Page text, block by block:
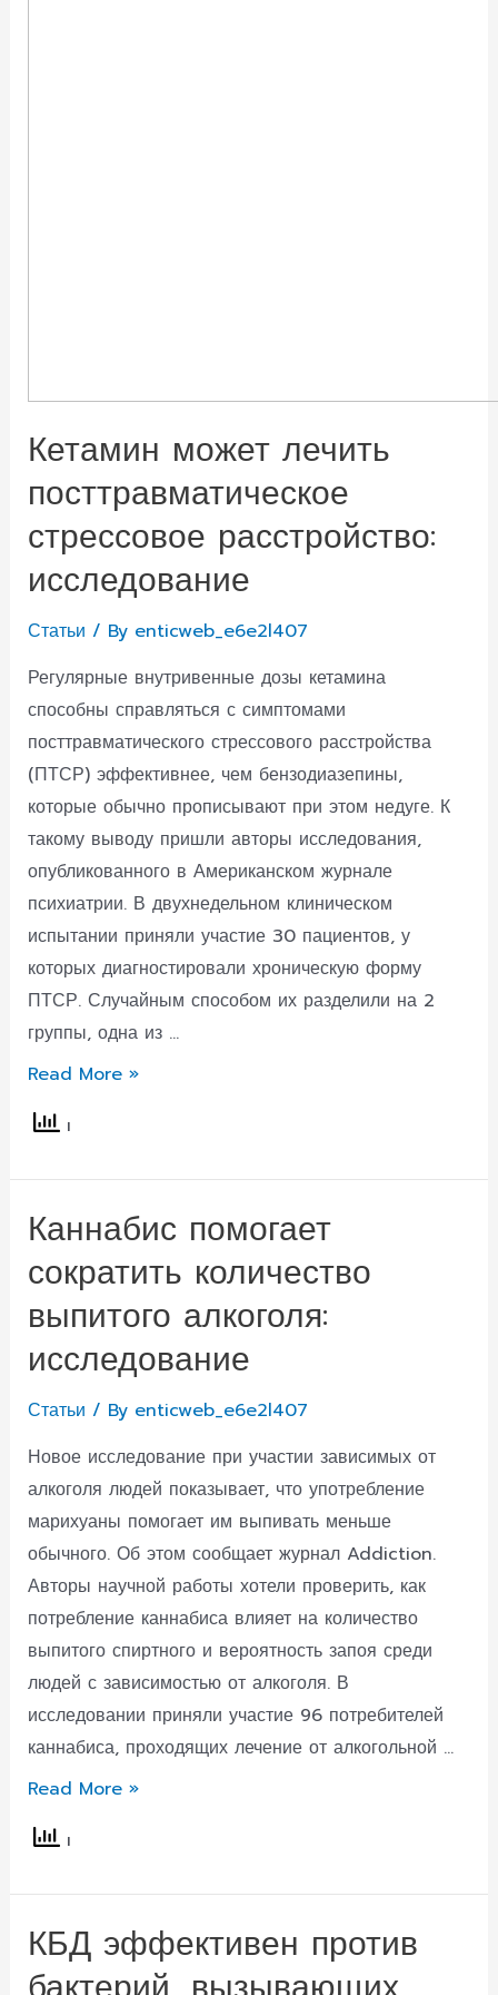
Кетамин может лечить
посттравматическое
стрессовое расстройство:
исследование
Статьи / By enticweb_e6e2l407
Регулярные внутривенные дозы кетамина
способны справляться с симптомами
посттравматического стрессового расстройства
(ПТСР) эффективнее, чем бензодиазепины,
которые обычно прописывают при этом недуге. К
такому выводу пришли авторы исследования,
опубликованного в Американском журнале
психиатрии. В двухнедельном клиническом
испытании приняли участие 30 пациентов, у
которых диагностировали хроническую форму
ПТСР. Случайным способом их разделили на 2
группы, одна из …
Кетамин
может
лечить
расстройство:
исследование
Read More »
Каннабис помогает
сократить количество
выпитого алкоголя:
исследование
Статьи / By enticweb_e6e2l407
Новое исследование при участии зависимых от
алкоголя людей показывает, что употребление
марихуаны помогает им выпивать меньше
обычного. Об этом сообщает журнал Addiction.
Авторы научной работы хотели проверить, как
потребление каннабиса влияет на количество
выпитого спиртного и вероятность запоя среди
людей с зависимостью от алкоголя. В
исследовании приняли участие 96 потребителей
каннабиса, проходящих лечение от алкогольной …
Каннабис
помогает
сократить
алкоголя:
исследование
Read More »
КБД эффективен против